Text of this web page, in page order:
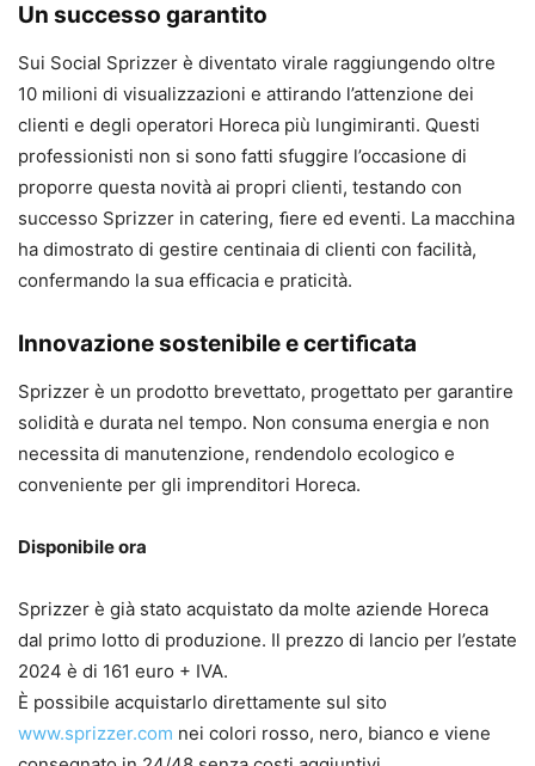
Un successo garantito
Sui Social Sprizzer è diventato virale raggiungendo oltre
10 milioni di visualizzazioni e attirando l’attenzione dei
clienti e degli operatori Horeca più lungimiranti. Questi
professionisti non si sono fatti sfuggire l’occasione di
proporre questa novità ai propri clienti, testando con
successo Sprizzer in catering, ﬁere ed eventi. La macchina
ha dimostrato di gestire centinaia di clienti con facilità,
confermando la sua efficacia e praticità.
Innovazione sostenibile e certiﬁcata
Sprizzer è un prodotto brevettato, progettato per garantire
solidità e durata nel tempo. Non consuma energia e non
necessita di manutenzione, rendendolo ecologico e
conveniente per gli imprenditori Horeca.
Disponibile ora
Sprizzer è già stato acquistato da molte aziende Horeca
dal primo lotto di produzione. Il prezzo di lancio per l’estate
2024 è di 161 euro + IVA.
È possibile acquistarlo direttamente sul sito
www.sprizzer.com nei colori rosso, nero, bianco e viene